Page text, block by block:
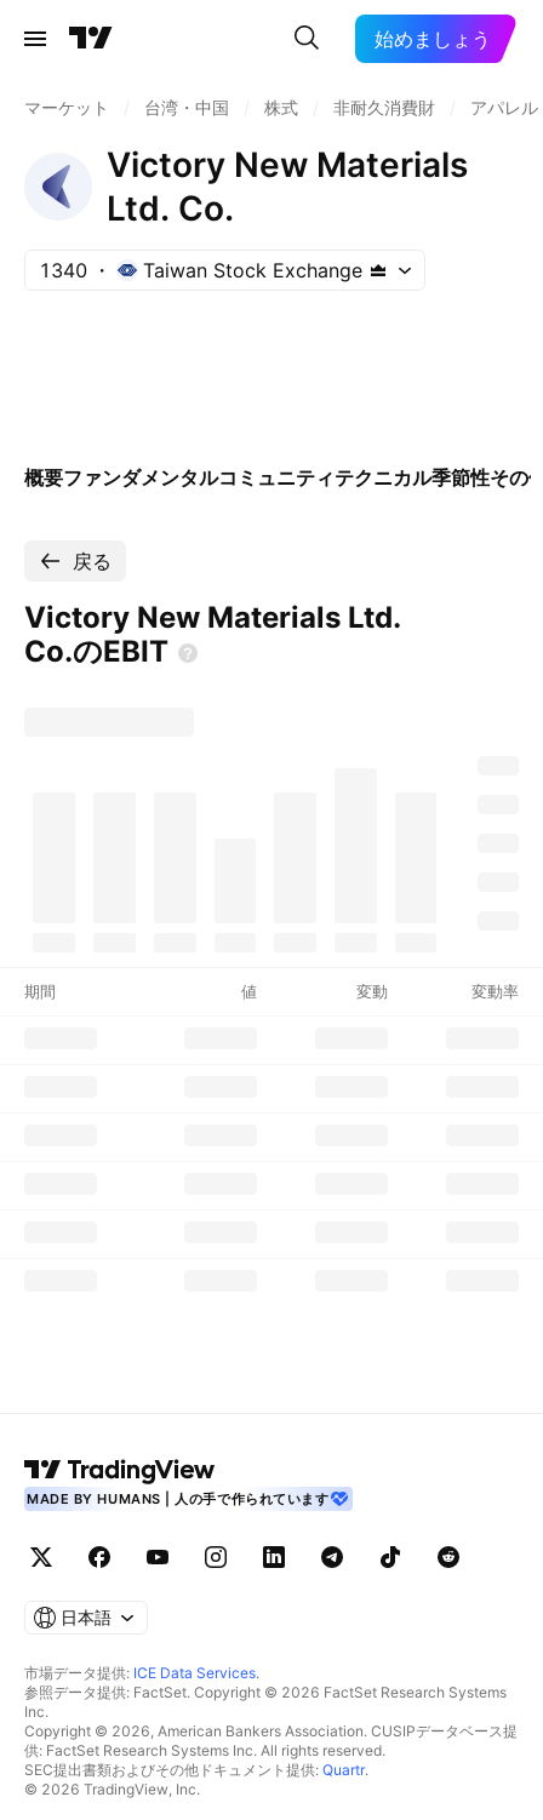
始めましょう
マーケット 台湾・中国 株式 非耐久消費財 アパレ
Victory New Materials
Ltd. Co.
1340 Taiwan Stock Exchange
概要ファンダメンタルコミュニティテクニカル季節性その
戻る
Victory New Materials Ltd.
Co.のEBIT
期間 値 変動 変動率
MADE BY HUMANS | 人の手で作られています
日本語
市場データ提供: ICE Data Services.
参照データ提供: FactSet. Copyright © 2026 FactSet Research Systems
Inc.
Copyright © 2026, American Bankers Association. CUSIPデータベース提
供: FactSet Research Systems Inc. All rights reserved.
SEC提出書類およびその他ドキュメント提供: Quartr.
© 2026 TradingView, Inc.